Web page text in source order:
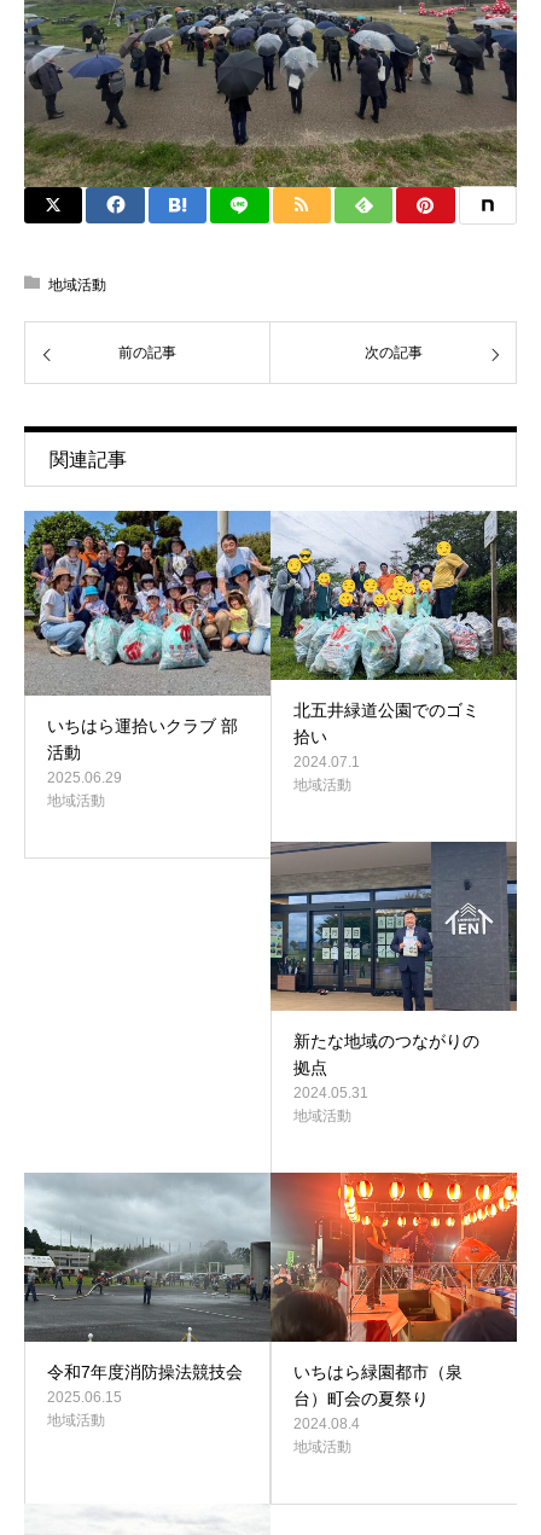
地域活動
前の記事 次の記事
関連記事
いちはら運拾いクラブ 部
活動
2025.06.29
地域活動
北五井緑道公園でのゴミ
拾い
2024.07.1
地域活動
新たな地域のつながりの
拠点
2024.05.31
地域活動
令和7年度消防操法競技会
2025.06.15
地域活動
いちはら緑園都市（泉
台）町会の夏祭り
2024.08.4
地域活動